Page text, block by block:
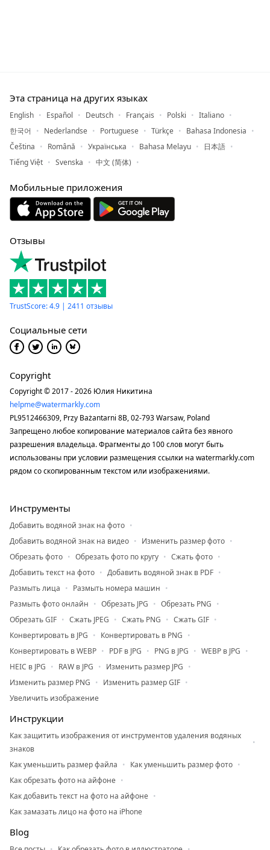
Эта страница на других языках
English Español Deutsch Français Polski
Italiano
한국어
Nederlandse Portuguese Türkçe
Bahasa Indonesia
Čeština
Română Українська Bahasa Melayu
日本語
Tiếng Việt
Svenska 中文 (简体)
Мобильные приложения
Отзывы
TrustScore: 4.9 | 2411 отзывы
Социальные сети
Copyright
Copyright © 2017 - 2026 Юлия Никитина
helpme@watermarkly.com
PL9512466309, Przy Bażantarni 8B, 02-793 Warsaw, Poland
Запрещено любое копирование материалов сайта без явного
разрешения владельца. Фрагменты до 100 слов могут быть
использованы при условии размещения ссылки на watermarkly.com
рядом со скопированным текстом или изображениями.
Инструменты
Добавить водяной знак на фото
Добавить водяной знак на видео
Изменить размер фото
Обрезать фото
Обрезать фото по кругу
Сжать фото
Добавить текст на фото
Добавить водяной знак в PDF
Размыть лица
Размыть номера машин
Размыть фото онлайн
Обрезать JPG
Обрезать PNG
Обрезать GIF
Сжать JPEG Сжать PNG
Сжать GIF
Конвертировать в JPG
Конвертировать в PNG
Конвертировать в WEBP
PDF в JPG PNG в JPG
WEBP в JPG
HEIC в JPG
RAW в JPG
Изменить размер JPG
Изменить размер PNG
Изменить размер GIF
Увеличить изображение
Инструкции
Как защитить изображения от инструментов удаления водяных
знаков
Как уменьшить размер файла
Как уменьшить размер фото
Как обрезать фото на айфоне
Как добавить текст на фото на айфоне
Как замазать лицо на фото на iPhone
Blog